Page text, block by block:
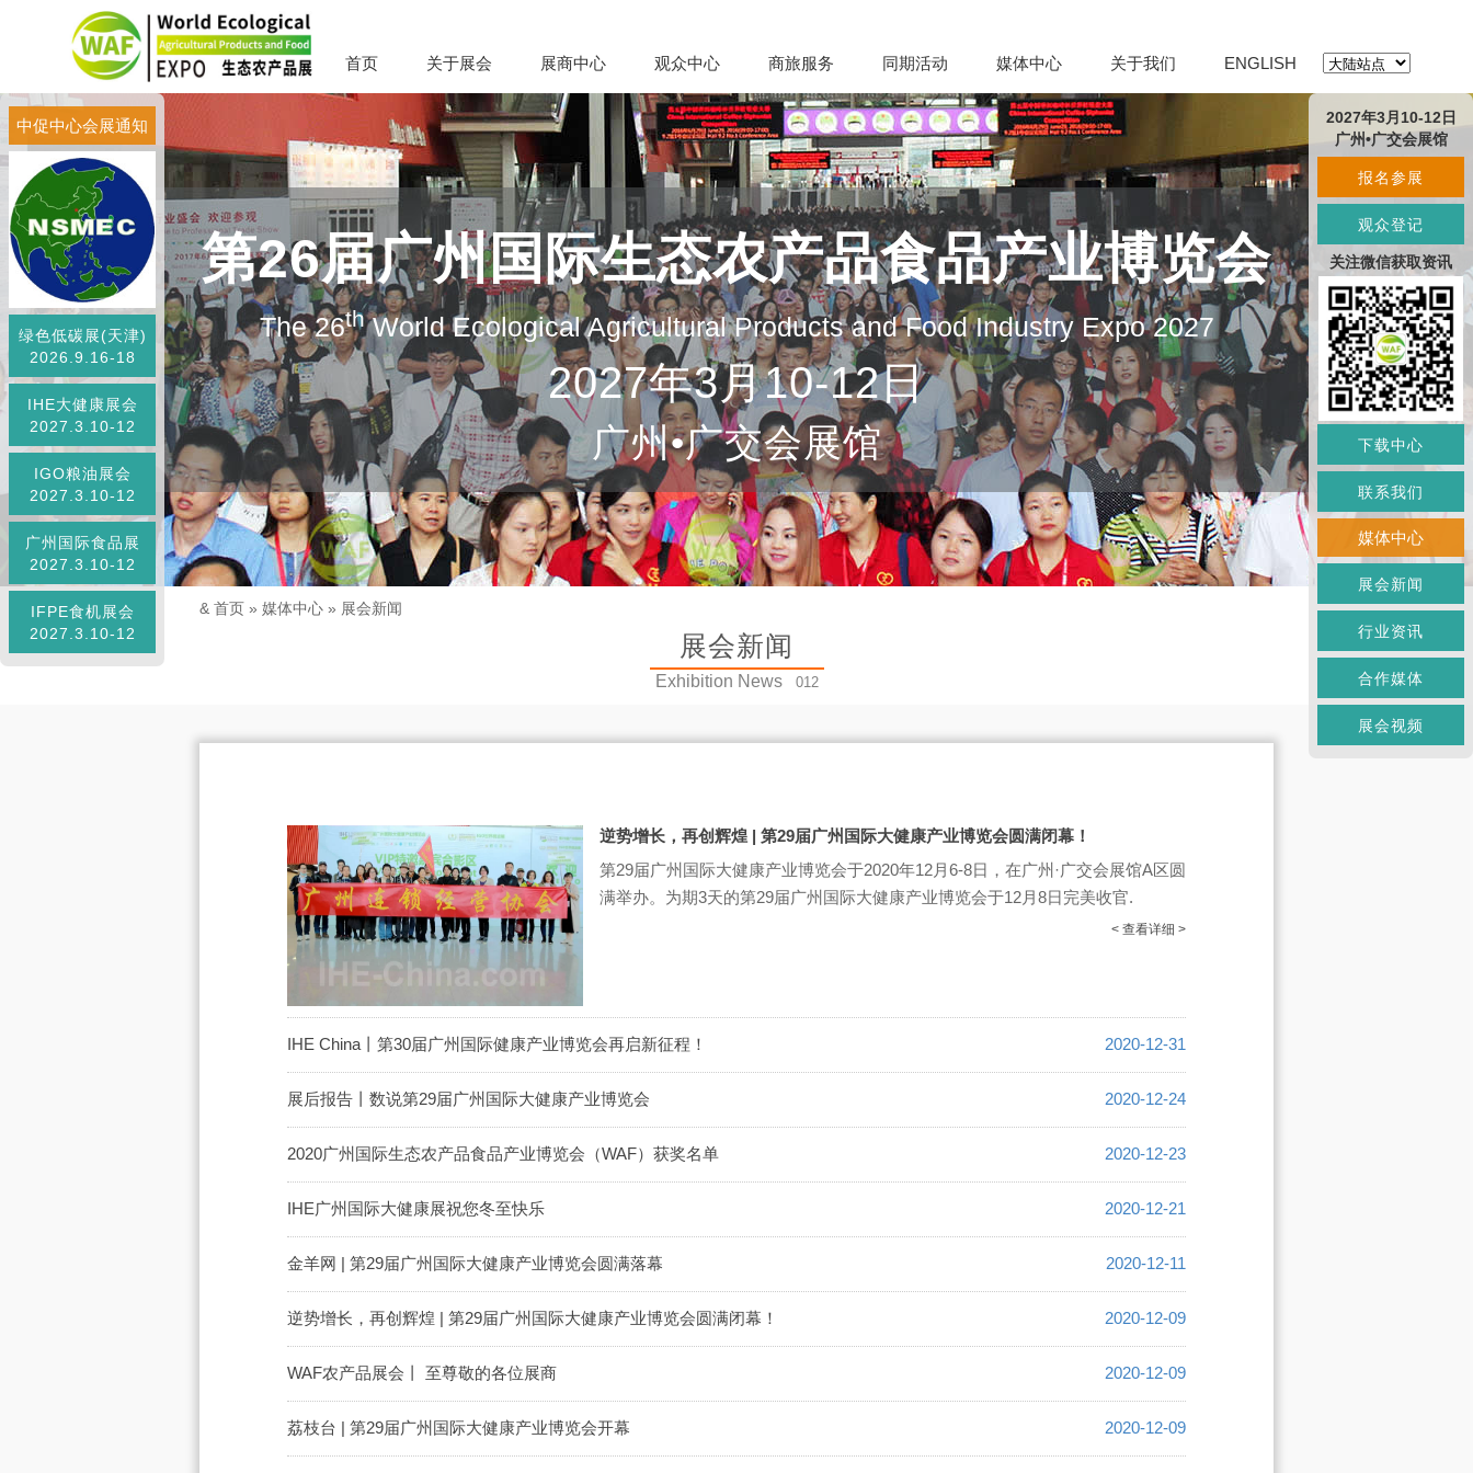
首页 关于展会 展商中心 观众中心 商旅服务 同期活动 媒体中心 关于我们 ENGLISH
第26届广州国际生态农产品食品产业博览会
The 26thWorld Ecological Agricultural Products and Food Industry Expo 2027
2027年3月10-12日
广州•广交会展馆
中促中心会展通知
绿色低碳展(天津)
2026.9.16-18
IHE大健康展会
2027.3.10-12
IGO粮油展会
2027.3.10-12
广州国际食品展
2027.3.10-12
IFPE食机展会
2027.3.10-12
& 首页 » 媒体中心 » 展会新闻
展会新闻
Exhibition News 012
逆势增长，再创辉煌 | 第29届广州国际大健康产业博览会圆满闭幕！
第29届广州国际大健康产业博览会于2020年12月6-8日，在广州·广交会展馆A区圆
满举办。为期3天的第29届广州国际大健康产业博览会于12月8日完美收官.
< 查看详细 >
IHE China丨第30届广州国际健康产业博览会再启新征程！​ 2020-12-31
展后报告丨数说第29届广州国际大健康产业博览会​ 2020-12-24
2020广州国际生态农产品食品产业博览会（WAF）获奖名单 2020-12-23
IHE广州国际大健康展祝您冬至快乐 2020-12-21
金羊网 | 第29届广州国际大健康产业博览会圆满落幕 2020-12-11
逆势增长，再创辉煌 | 第29届广州国际大健康产业博览会圆满闭幕！ 2020-12-09
WAF农产品展会丨 至尊敬的各位展商 2020-12-09
荔枝台 | 第29届广州国际大健康产业博览会开幕 2020-12-09
2027年3月10-12日
广州•广交会展馆
报名参展
观众登记
关注微信获取资讯
下载中心
联系我们
媒体中心
展会新闻
行业资讯
合作媒体
展会视频